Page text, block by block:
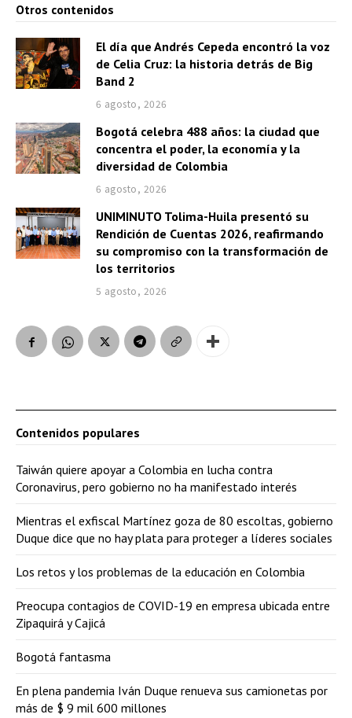
Otros contenidos
El día que Andrés Cepeda encontró la voz
de Celia Cruz: la historia detrás de Big
Band 2
6 agosto, 2026
Bogotá celebra 488 años: la ciudad que
concentra el poder, la economía y la
diversidad de Colombia
6 agosto, 2026
UNIMINUTO Tolima-Huila presentó su
Rendición de Cuentas 2026, reafirmando
su compromiso con la transformación de
los territorios
5 agosto, 2026
Contenidos populares
Taiwán quiere apoyar a Colombia en lucha contra
Coronavirus, pero gobierno no ha manifestado interés
Mientras el exfiscal Martínez goza de 80 escoltas, gobierno
Duque dice que no hay plata para proteger a líderes sociales
Los retos y los problemas de la educación en Colombia
Preocupa contagios de COVID-19 en empresa ubicada entre
Zipaquirá y Cajicá
Bogotá fantasma
En plena pandemia Iván Duque renueva sus camionetas por
más de $ 9 mil 600 millones